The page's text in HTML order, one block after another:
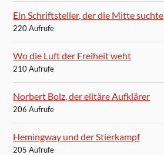
Ein Schriftsteller, der die Mitte suchte
220 Aufrufe
Wo die Luft der Freiheit weht
210 Aufrufe
Norbert Bolz, der elitäre Aufklärer
206 Aufrufe
Hemingway und der Stierkampf
205 Aufrufe